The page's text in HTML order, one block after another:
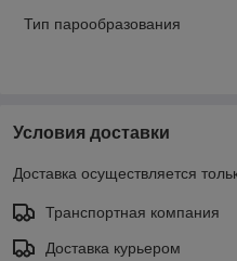
Тип парообразования
Условия доставки
Доставка осуществляется
Транспортная компания
Доставка курьером